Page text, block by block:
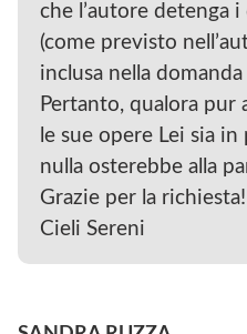
che l’autore detenga
(come previsto
inclusa nella domanda
Pertanto, qualora pur
le sue opere Lei sia
nulla osterebbe alla
Grazie per la richiesta!
Cieli Sereni